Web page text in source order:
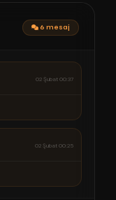
6 mesaj
02 Şubat 00:15